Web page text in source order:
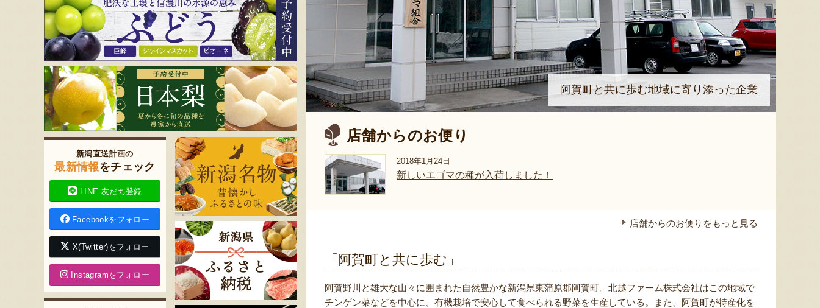
阿賀町と共に歩む地域に寄り添った企業
店舗からのお便り
2018年1月24日
新しいエゴマの種が入荷しました！
店舗からのお便りをもっと見る
「阿賀町と共に歩む」
阿賀野川と雄大な山々に囲まれた自然豊かな新潟県東蒲原郡阿賀町。北越ファーム株式会社はこの地域で
チンゲン菜などを中心に、有機栽培で安心して食べられる野菜を生産している。また、阿賀町が特産化を
新潟直送計画の
最新情報をチェック
LINE 友だち登録
Facebookをフォロー
X(Twitter)をフォロー
Instagramをフォロー